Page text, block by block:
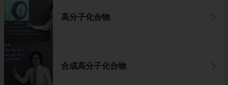
高分子化合物
合成高分子化合物